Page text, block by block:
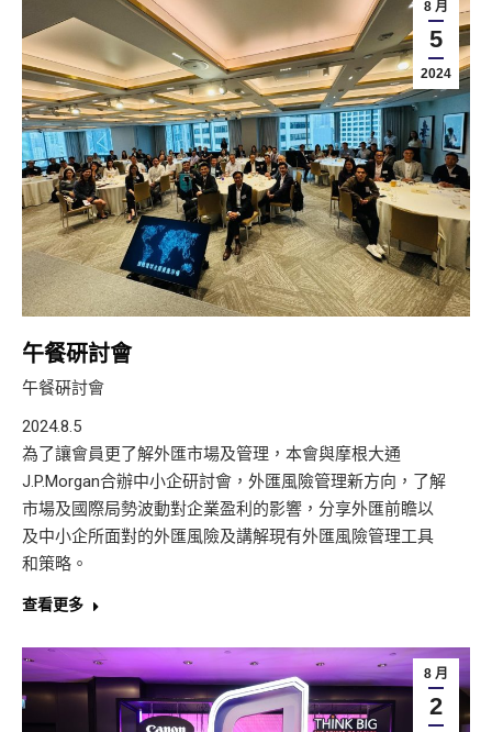
8 月
5
2024
午餐硏討會
午餐硏討會
2024.8.5
為了讓會員更了解外匯市場及管理，本會與摩根大通
J.P.Morgan合辦中小企研討會，外匯風險管理新方向，了解
市場及國際局勢波動對企業盈利的影響，分享外匯前瞻以
及中小企所面對的外匯風險及講解現有外匯風險管理工具
和策略。
查看更多
8 月
2